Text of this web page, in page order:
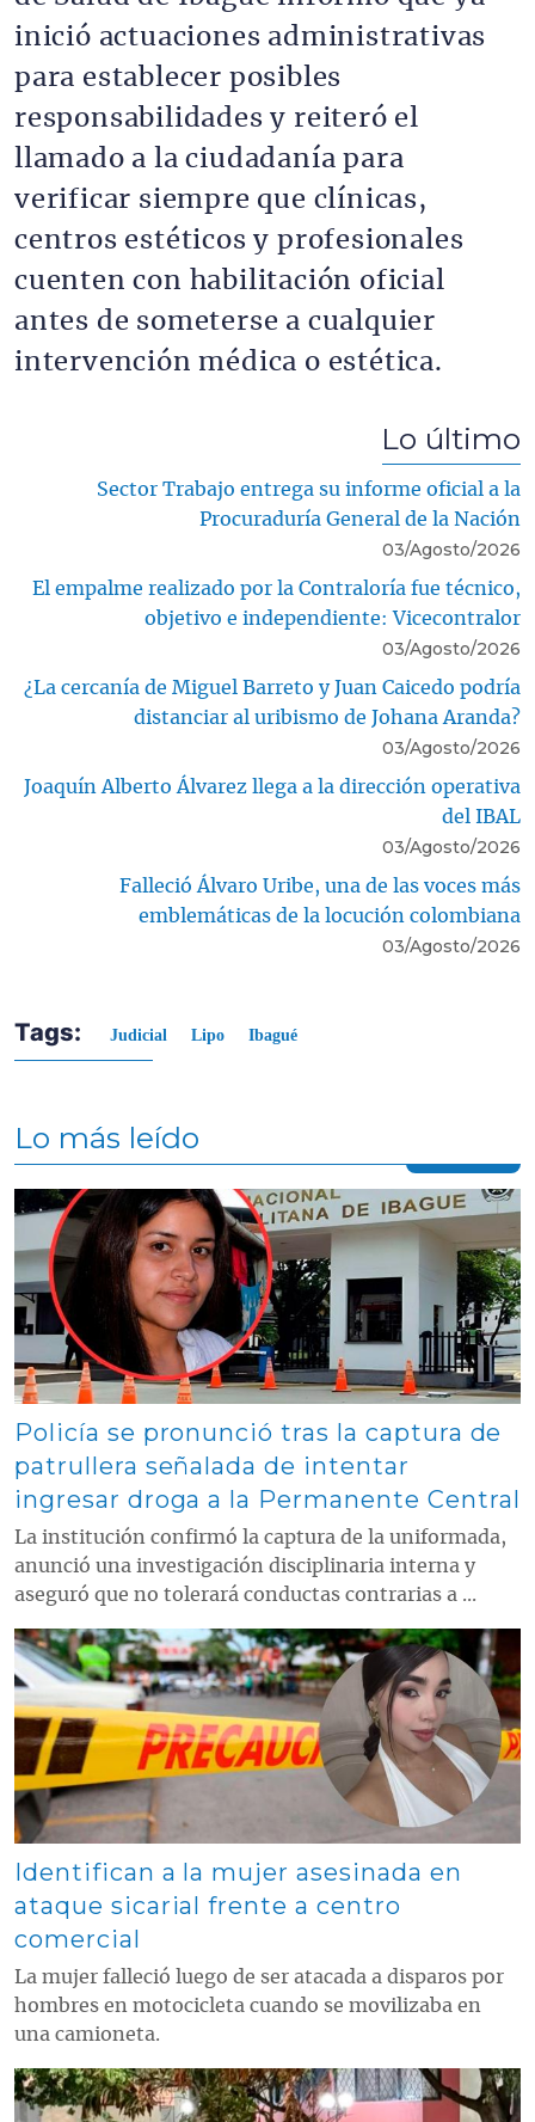
inició actuaciones administrativas
para establecer posibles
responsabilidades y reiteró el
llamado a la ciudadanía para
verificar siempre que clínicas,
centros estéticos y profesionales
cuenten con habilitación oficial
antes de someterse a cualquier
intervención médica o estética.
Lo último
Sector Trabajo entrega su informe oficial a la
Procuraduría General de la Nación
03/Agosto/2026
El empalme realizado por la Contraloría fue técnico,
objetivo e independiente: Vicecontralor
03/Agosto/2026
¿La cercanía de Miguel Barreto y Juan Caicedo podría
distanciar al uribismo de Johana Aranda?
03/Agosto/2026
Joaquín Alberto Álvarez llega a la dirección operativa
del IBAL
03/Agosto/2026
Falleció Álvaro Uribe, una de las voces más
emblemáticas de la locución colombiana
03/Agosto/2026
Tags: Judicial Lipo Ibagué
Lo más leído
Contenido multimedia principal
Policía se pronunció tras la captura de
patrullera señalada de intentar
ingresar droga a la Permanente Central
La institución confirmó la captura de la uniformada,
anunció una investigación disciplinaria interna y
aseguró que no tolerará conductas contrarias a ...
Contenido multimedia principal
Identifican a la mujer asesinada en
ataque sicarial frente a centro
comercial
La mujer falleció luego de ser atacada a disparos por
hombres en motocicleta cuando se movilizaba en
una camioneta.
Contenido multimedia principal